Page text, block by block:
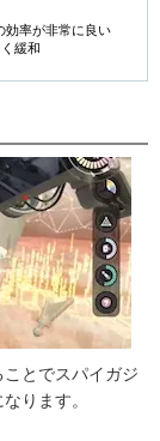
効率が非常に良い
緩和
とでスパイガジ
ります。